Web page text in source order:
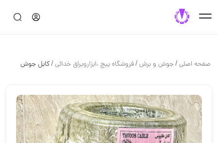
صفحه اصلی/جوش و برش/فروشگاه پيچ ،ابزارويراق خدائى/كابل جوش